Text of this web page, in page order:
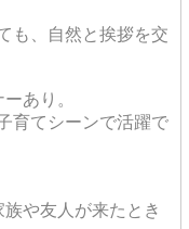
も、自然と挨拶を交
あり。
育てシーンで活躍で
や友人が来たとき